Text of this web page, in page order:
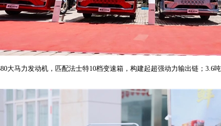
大马力发动机，匹配法士特10档变速箱，构建起超强动力输出链；